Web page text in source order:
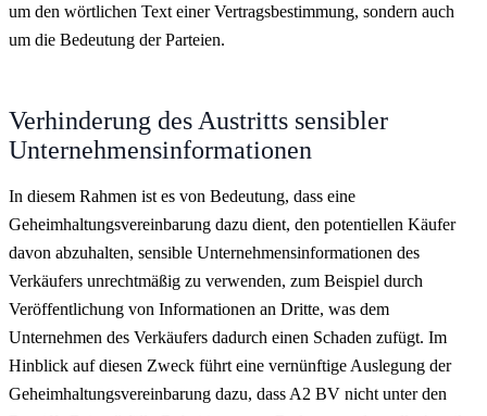
um den wörtlichen Text einer Vertragsbestimmung, sondern auch
um die Bedeutung der Parteien.
Verhinderung des Austritts sensibler
Unternehmensinformationen
In diesem Rahmen ist es von Bedeutung, dass eine
Geheimhaltungsvereinbarung dazu dient, den potentiellen Käufer
davon abzuhalten, sensible Unternehmensinformationen des
Verkäufers unrechtmäßig zu verwenden, zum Beispiel durch
Veröffentlichung von Informationen an Dritte, was dem
Unternehmen des Verkäufers dadurch einen Schaden zufügt. Im
Hinblick auf diesen Zweck führt eine vernünftige Auslegung der
Geheimhaltungsvereinbarung dazu, dass A2 BV nicht unter den